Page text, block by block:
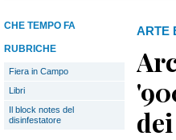
CHE TEMPO FA
RUBRICHE
Fiera in Campo
Libri
Il block notes del
disinfestatore
ARTE